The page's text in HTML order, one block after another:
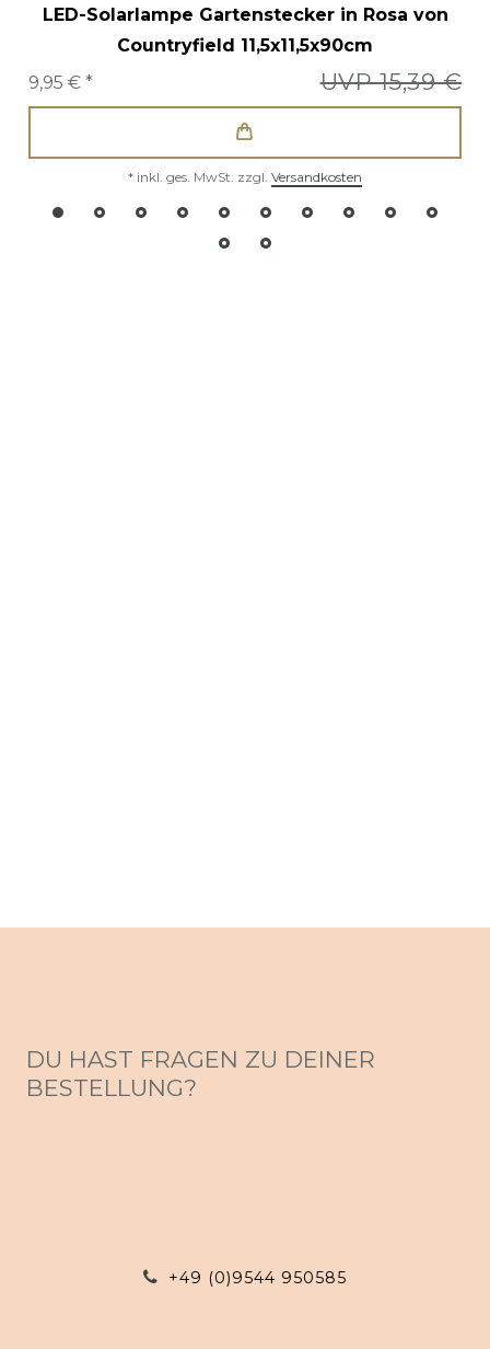
LED-Solarlampe Gartenstecker in Rosa von
Countryfield 11,5x11,5x90cm
UVP 15,39 €
9,95 € *
* inkl. ges. MwSt. zzgl. Versandkosten
DU HAST FRAGEN ZU DEINER
BESTELLUNG?
+49 (0)9544 950585